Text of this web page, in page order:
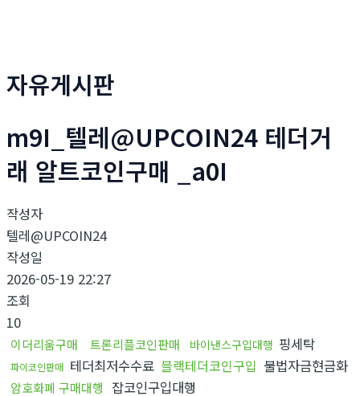
자유게시판
m9I_텔레@UPCOIN24 테더거
래 알트코인구매 _a0I
작성자
텔레@UPCOIN24
작성일
2026-05-19 22:27
조회
10
이더리움구매 트론리플코인판매 바이낸스구입대행 핑세탁
파이코인판매 테더최저수수료 블랙테더코인구입 불법자금현금화
암호화폐 구매대행 잡코인구입대행